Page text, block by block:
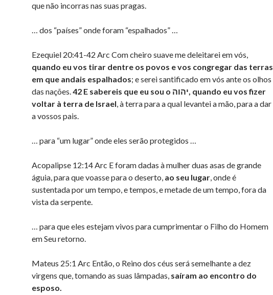
que não incorras nas suas pragas.
… dos “países” onde foram “espalhados” …
Ezequiel 20:41-42 Arc Com cheiro suave me deleitarei em vós,
quando eu vos tirar dentre os povos e vos congregar das terras
em que andais espalhados; e serei santificado em vós ante os olhos
das nações.42 E sabereis que eu sou o יהוה, quando eu vos fizer
voltar à terra de Israel, à terra para a qual levantei a mão, para a dar
a vossos pais.
… para “um lugar” onde eles serão protegidos …
Acopalipse 12:14 Arc E foram dadas à mulher duas asas de grande
águia, para que voasse para o deserto, ao seu lugar, onde é
sustentada por um tempo, e tempos, e metade de um tempo, fora da
vista da serpente.
… para que eles estejam vivos para cumprimentar o Filho do Homem
em Seu retorno.
Mateus 25:1 Arc Então, o Reino dos céus será semelhante a dez
virgens que, tomando as suas lâmpadas, saíram ao encontro do
esposo.